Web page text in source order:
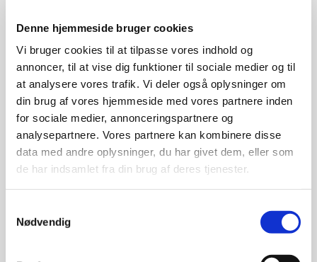
Denne hjemmeside bruger cookies
Vi bruger cookies til at tilpasse vores indhold og
annoncer, til at vise dig funktioner til sociale medier og til
at analysere vores trafik. Vi deler også oplysninger om
din brug af vores hjemmeside med vores partnere inden
for sociale medier, annonceringspartnere og
analysepartnere. Vores partnere kan kombinere disse
data med andre oplysninger, du har givet dem, eller som
de har indsamlet fra din brug af deres tjenester.
Nødvendig